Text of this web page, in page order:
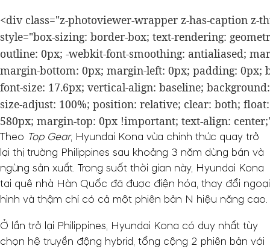
<div class="z-photoviewer-wrapper z-has-caption z-
style="box-sizing: border-box; text-rendering:
outline: 0px; -webkit-font-smoothing: antialiased;
margin-bottom: 0px; margin-left: 0px; padding: 0px;
font-size: 17.6px; vertical-align: baseline;
size-adjust: 100%; position: relative; clear: both;
580px; margin-top: 0px !important; text-align:
Theo Top Gear, Hyundai Kona vừa chính thức quay trở
lại thị trường Philippines sau khoảng 3 năm dừng bán và
ngừng sản xuất. Trong suốt thời gian này, Hyundai Kona
tại quê nhà Hàn Quốc đã được điện hóa, thay đổi ngoại
hình và thậm chí có cả một phiên bản N hiệu năng cao.
Ở lần trở lại Philippines, Hyundai Kona có duy nhất tùy
chọn hệ truyền động hybrid, tổng cộng 2 phiên bản với